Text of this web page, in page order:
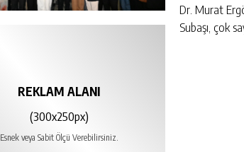
REKLAM ALANI
(300x250px)
Esnek veya Sabit Ölçü Verebilirsiniz.
Dr. Murat
Subaşı, çok